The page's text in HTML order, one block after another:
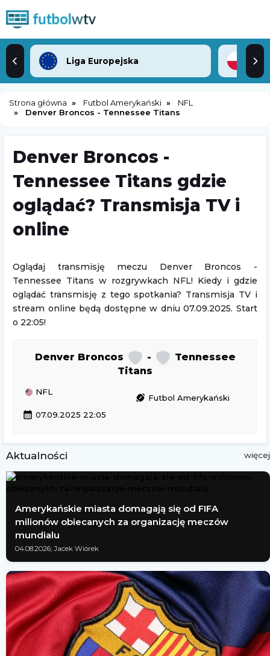
Liga Europejska 2.
Strona główna Futbol Amerykański
NFL
Denver Broncos - Tennessee Titans
Denver Broncos -
Tennessee Titans gdzie
oglądać? Transmisja TV i
online
Oglądaj transmisję meczu Denver Broncos -
Tennessee Titans w rozgrywkach NFL! Kiedy i gdzie
oglądać transmisję z tego spotkania? Transmisja TV i
stream online będą dostępne w dniu 07.09.2025. Start
o 22:05!
Denver Broncos -
Tennessee
Titans
NFL
sports_football Futbol Amerykański
calendar_month 07.09.2025 22:05
Aktualności więcej
Amerykańskie miasta domagają się od FIFA
milionów obiecanych za organizację meczów
mundialu
04.08.2026; Jacek Wiórek